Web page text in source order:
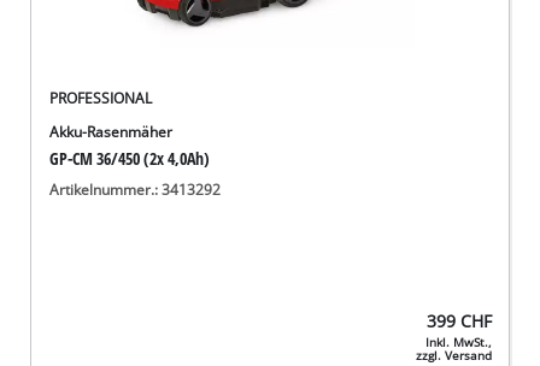
PROFESSIONAL
Akku-Rasenmäher
GP-CM 36/450 (2x 4,0Ah)
Artikelnummer.: 3413292
399 CHF
Inkl. MwSt.,
zzgl. Versand